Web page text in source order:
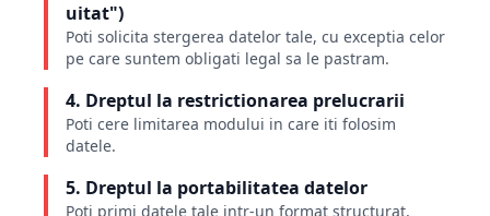
uitat")
Poti solicita stergerea datelor tale, cu exceptia celor
pe care suntem obligati legal sa le pastram.
4. Dreptul la restrictionarea prelucrarii
Poti cere limitarea modului in care iti folosim
datele.
5. Dreptul la portabilitatea datelor
Poti primi datele tale intr-un format structurat,